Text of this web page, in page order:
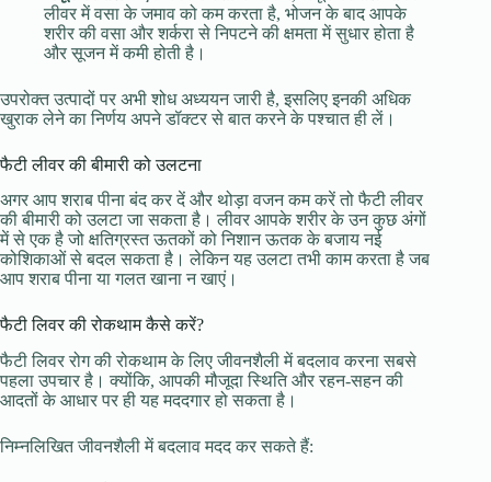
लीवर में वसा के जमाव को कम करता है, भोजन के बाद आपके
शरीर की वसा और शर्करा से निपटने की क्षमता में सुधार होता है
और सूजन में कमी होती है।
उपरोक्त उत्पादों पर अभी शोध अध्ययन जारी है, इसलिए इनकी अधिक
खुराक लेने का निर्णय अपने डॉक्टर से बात करने के पश्चात ही लें।
फैटी लीवर की बीमारी को उलटना
अगर आप शराब पीना बंद कर दें और थोड़ा वजन कम करें तो फैटी लीवर
की बीमारी को उलटा जा सकता है। लीवर आपके शरीर के उन कुछ अंगों
में से एक है जो क्षतिग्रस्त ऊतकों को निशान ऊतक के बजाय नई
कोशिकाओं से बदल सकता है। लेकिन यह उलटा तभी काम करता है जब
आप शराब पीना या गलत खाना न खाएं।
फैटी लिवर की रोकथाम कैसे करें?
फैटी लिवर रोग की रोकथाम के लिए जीवनशैली में बदलाव करना सबसे
पहला उपचार है। क्योंकि, आपकी मौजूदा स्थिति और रहन-सहन की
आदतों के आधार पर ही यह मददगार हो सकता है।
निम्नलिखित जीवनशैली में बदलाव मदद कर सकते हैं: